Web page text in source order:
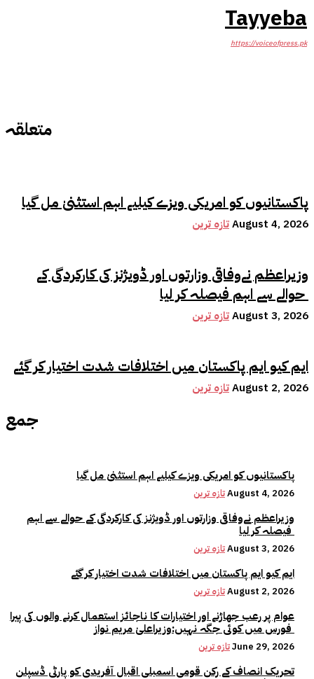
متعلقہ
پاکستانیوں کو امریکی ویزے کیلیے اہم استثنیٰ مل گیا
تازہ ترینAugust 4, 2026
وزیراعظم نےوفاقی وزارتوں اور ڈویژنز کی کارکردگی کے
حوالے سے اہم فیصلہ کر لیا
تازہ ترینAugust 3, 2026
ایم کیو ایم پاکستان میں اختلافات شدت اختیار کر گئے
تازہ ترینAugust 2, 2026
جمع
پاکستانیوں کو امریکی ویزے کیلیے اہم استثنیٰ مل گیا
تازہ ترینAugust 4, 2026
وزیراعظم نےوفاقی وزارتوں اور ڈویژنز کی کارکردگی کے حوالے سے اہم
تازہ ترینAugust 3, 2026
ایم کیو ایم پاکستان میں اختلافات شدت اختیار کر گئے
تازہ ترینAugust 2, 2026
عوام پر رعب جھاڑنے اور اختیارات کا ناجائز استعمال کرنے والوں کی پیرا
تازہ ترینJune 29, 2026
تحریک انصاف کے رکن قومی اسمبلی اقبال آفریدی کو پارٹی ڈسپلن
Tayyeba
https://voiceofpress.pk